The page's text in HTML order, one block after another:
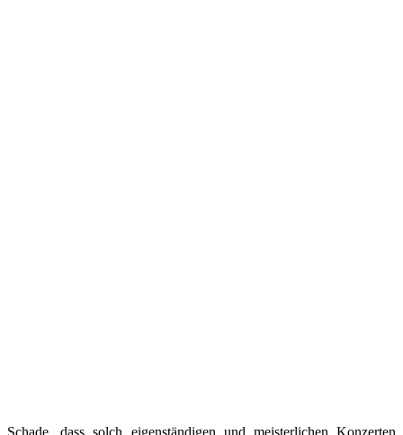
Schade, dass solch eigenständigen und meisterlichen Konzerten